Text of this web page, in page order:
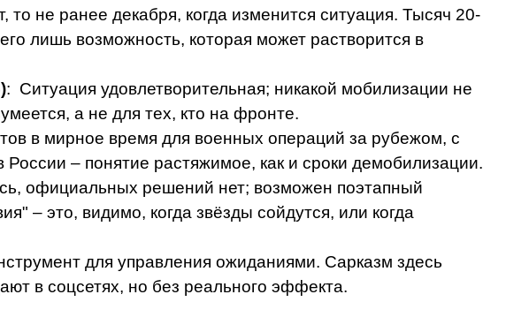
не ранее декабря, когда изменится ситуация. Тысяч 20-
лишь возможность, которая может растворится в
: Ситуация удовлетворительная; никакой мобилизации не
а не для тех, кто на фронте.
в мирное время для военных операций за рубежом, с
– понятие растяжимое, как и сроки демобилизации.
официальных решений нет; возможен поэтапный
– это, видимо, когда звёзды сойдутся, или когда
для управления ожиданиями. Сарказм здесь
в соцсетях, но без реального эффекта.